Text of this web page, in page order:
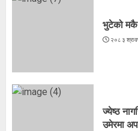
भुटेको मकै
२०८३
ज्येष्ठ
उमेरमा